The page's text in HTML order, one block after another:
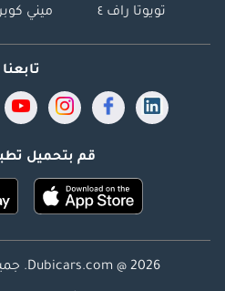
تويوتا راف ٤ ميني كوبر
تابعنا
قم بتحميل
Dubicars.com @ 2026. جميع الحقوق محفوظة.